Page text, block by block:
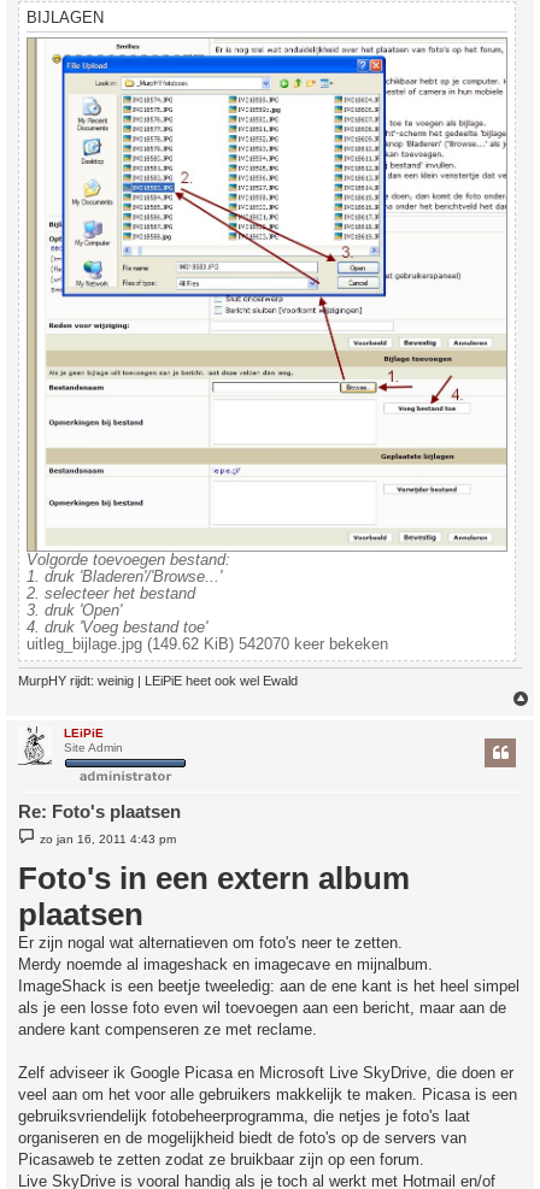
BIJLAGEN
Volgorde toevoegen bestand:
1. druk 'Bladeren'/'Browse...'
2. selecteer het bestand
3. druk 'Open'
4. druk 'Voeg bestand toe'
uitleg_bijlage.jpg (149.62 KiB) 542070 keer bekeken
MurpHY rijdt: weinig | LEiPiE heet ook wel Ewald
LEiPiE
Site Admin
Re: Foto's plaatsen
e
i
c
h
t
zo jan 16, 2011 4:43 pm
Foto's in een extern album
plaatsen
Er zijn nogal wat alternatieven om foto's neer te zetten.
Merdy noemde al imageshack en imagecave en mijnalbum.
ImageShack is een beetje tweeledig: aan de ene kant is het heel simpel
als je een losse foto even wil toevoegen aan een bericht, maar aan de
andere kant compenseren ze met reclame.
Zelf adviseer ik Google Picasa en Microsoft Live SkyDrive, die doen er
veel aan om het voor alle gebruikers makkelijk te maken. Picasa is een
gebruiksvriendelijk fotobeheerprogramma, die netjes je foto's laat
organiseren en de mogelijkheid biedt de foto's op de servers van
Picasaweb te zetten zodat ze bruikbaar zijn op een forum.
Live SkyDrive is vooral handig als je toch al werkt met Hotmail en/of